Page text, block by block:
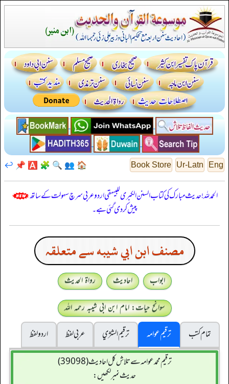
Eng
Ur-Latn
Book Store
🏠
👥
🔍
🧩
🅰️
📌
↩️
الحمدللہ! حدیث مبارک کی کتاب السنن الكبرى للبيهقي اردو عربی سرچ سہولت کے ساتھ
پیش کر دی گئی ہے۔
مصنف ابن ابي شيبه سے متعلقہ
ابواب احادیث
رواۃ الحدیث
سوانح حیات: امام ابن ابی شیبہ رحمہ اللہ
تمام کتب
ترقیم عوامہ ترقيم الشژي عربی لفظ
اردو لفظ
ترقیم محمدعوامہ سے تلاش کل احادیث (39098)
حدیث نمبر لکھیں: